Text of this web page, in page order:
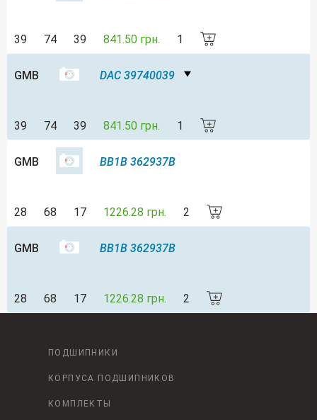
39 74 39 841.50 грн. 1
GMB DAC 39740039
39 74 39 841.50 грн. 1
GMB BB1B 362937B
28 68 17 1226.28 грн. 2
GMB BB1B 362937B
28 68 17 1226.28 грн. 2
ПОДШИПНИКИ
КОРПУСА ПОДШИПНИКОВ
КОМПЛЕКТЫ